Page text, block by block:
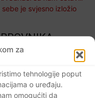
za
tehnologije poput
o uređaju.
omogućiti da
Bistrinu…
svjesno izložio